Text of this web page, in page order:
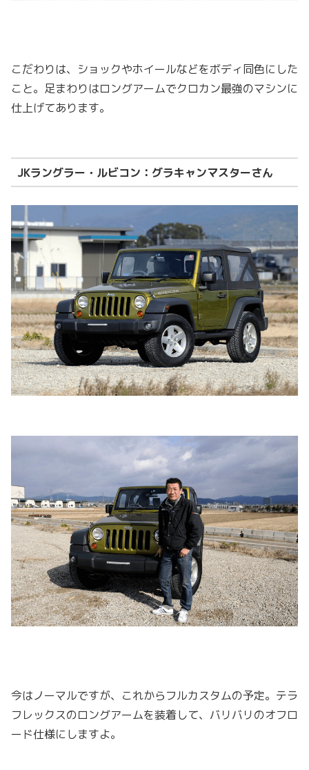
こだわりは、ショックやホイールなどをボディ同色にした
こと。足まわりはロングアームでクロカン最強のマシンに
仕上げてあります。
JKラングラー・ルビコン：グラキャンマスターさん
今はノーマルですが、これからフルカスタムの予定。テラ
フレックスのロングアームを装着して、バリバリのオフロ
ード仕様にしますよ。